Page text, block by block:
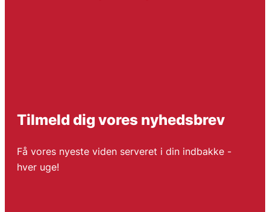
Tilmeld dig vores nyhedsbrev
Få vores nyeste viden serveret i din indbakke -
hver uge!